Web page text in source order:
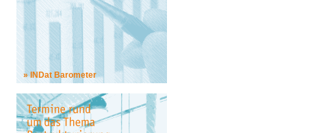
INDat Barometer